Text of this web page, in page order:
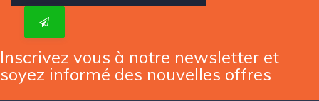
Inscrivez vous à notre newsletter et
soyez informé des nouvelles offres